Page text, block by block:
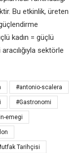
Bu etkinlik, üreten
kadın = güçlü
sektörle
#antonio-scalera
#Gastronomi
emegi
Tarihçisi